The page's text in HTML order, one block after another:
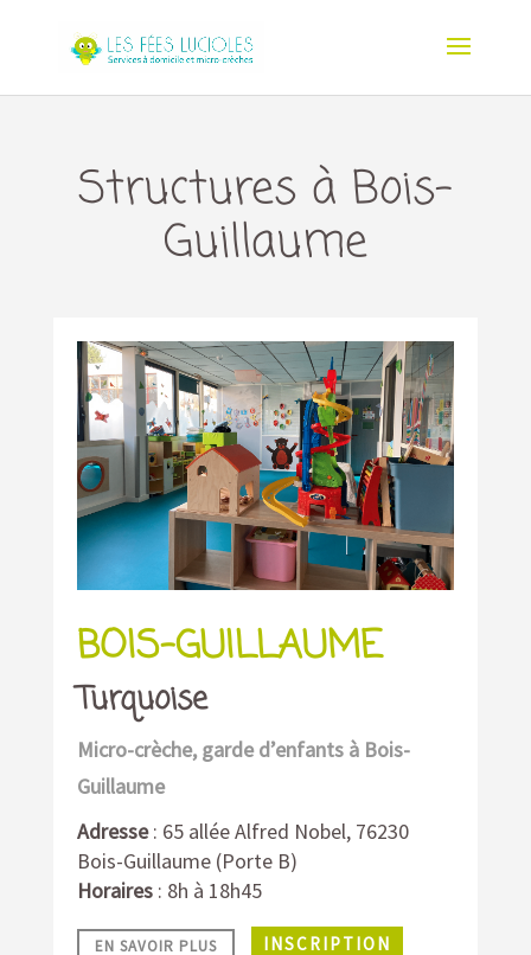
Structures à Bois-
Guillaume
BOIS-GUILLAUME
Turquoise
Micro-crèche, garde d’enfants à Bois-
Guillaume
Adresse: 65 allée Alfred Nobel, 76230
Bois-Guillaume (Porte B)
Horaires: 8h à 18h45
EN SAVOIR PLUS INSCRIPTION